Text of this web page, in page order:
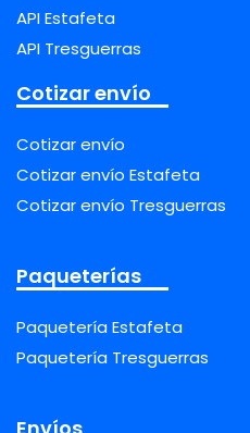
API Estafeta
API Tresguerras
Cotizar envío
Cotizar envío
Cotizar envío Estafeta
Cotizar envío Tresguerras
Paqueterías
Paquetería Estafeta
Paquetería Tresguerras